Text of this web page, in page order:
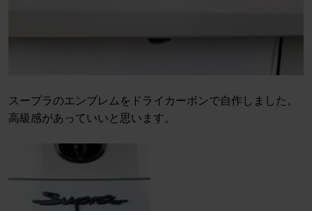
スープラのエンブレムをドライカーボンで自作しました。
高級感があっていいと思います。